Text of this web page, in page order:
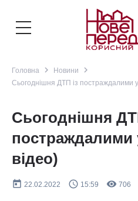
Головна navigate_next Новини navigate_next
Сьогоднішня ДТП із постраждалими у
Сьогоднішня
постраждалими
відео)
today 22.02.2022 query_builder 15:59 remove_red_eye 706